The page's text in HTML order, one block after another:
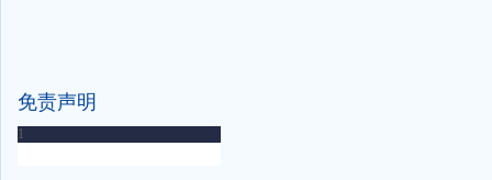
免责声明